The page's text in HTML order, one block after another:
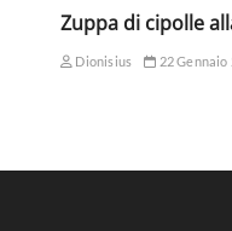
Zuppa di cipolle
Dionisius 22 Gennaio